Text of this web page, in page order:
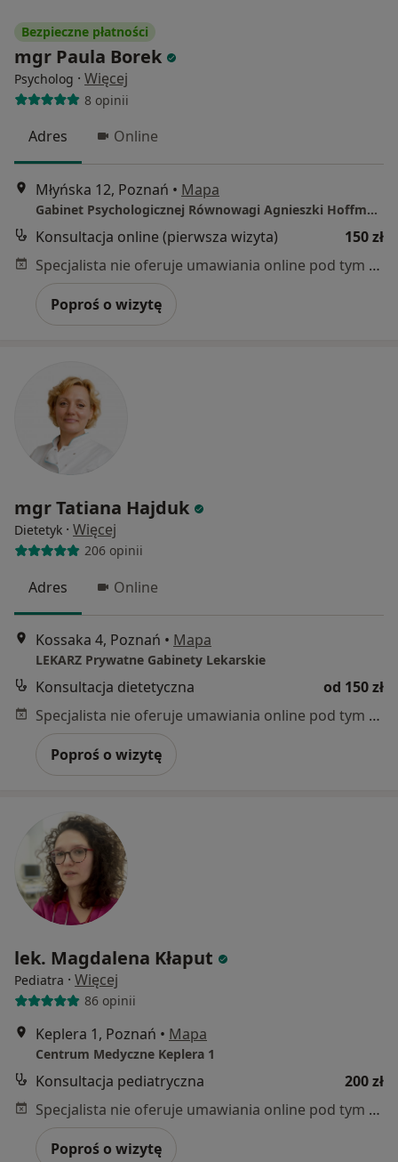
Bezpieczne płatności
mgr Paula Borek
Psycholog · Więcej
8 opinii
Adres Online
Młyńska 12, Poznań • Mapa
Gabinet Psychologicznej Równowagi Agnieszki Hoffmann
Konsultacja online (pierwsza wizyta)
150 zł
Specjalista nie oferuje umawiania online pod tym adresem.
Poproś o wizytę
mgr Tatiana Hajduk
Dietetyk · Więcej
206 opinii
Adres Online
Kossaka 4, Poznań • Mapa
LEKARZ Prywatne Gabinety Lekarskie
Konsultacja dietetyczna
od 150 zł
Specjalista nie oferuje umawiania online pod tym adresem.
Poproś o wizytę
lek. Magdalena Kłaput
Pediatra · Więcej
86 opinii
Keplera 1, Poznań • Mapa
Centrum Medyczne Keplera 1
Konsultacja pediatryczna
200 zł
Specjalista nie oferuje umawiania online pod tym adresem.
Poproś o wizytę